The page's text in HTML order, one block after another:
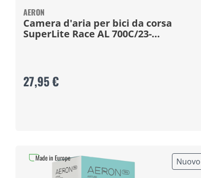
AERON
Camera d'aria per bici da corsa
SuperLite Race AL 700C/23-
27,95 €
Nuovo
Made in Europe